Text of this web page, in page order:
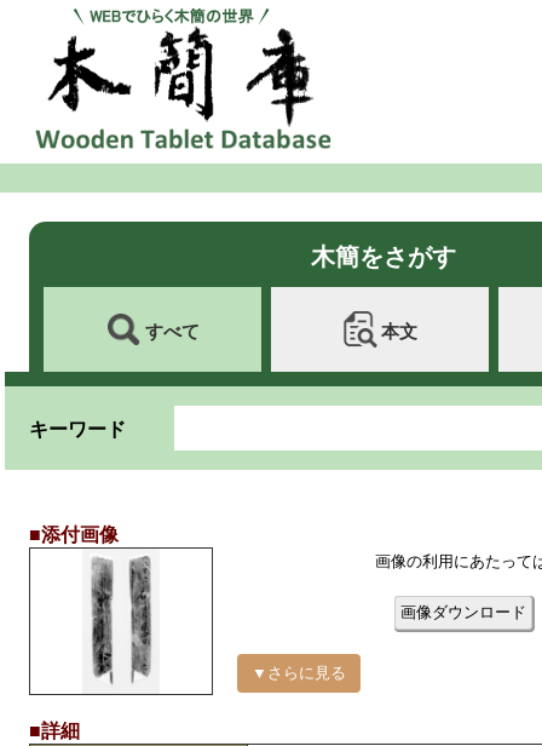
木簡をさがす
すべて 本文
キーワード
■添付画像
▼さらに見る
画像の利用にあたって
画像ダウンロード
■詳細